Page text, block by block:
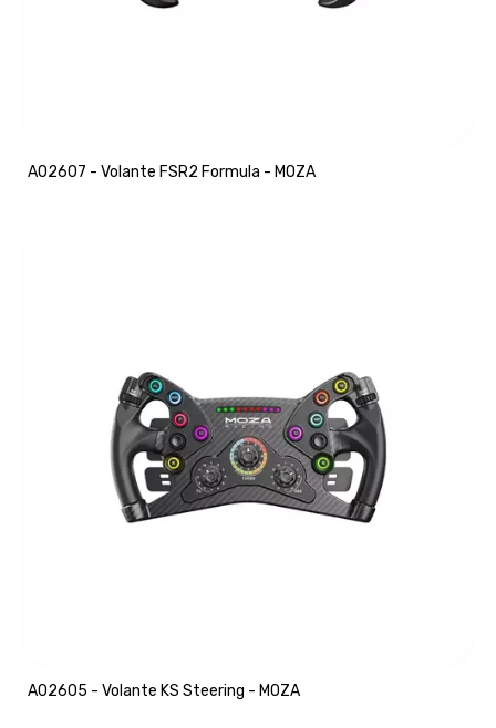
A02607 - Volante FSR2 Formula - MOZA
A02605 - Volante KS Steering - MOZA